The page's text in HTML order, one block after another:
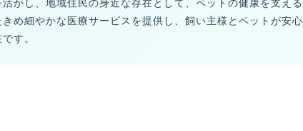
かし、地域住民の身近な存在として、ペットの健康を支え
め細やかな医療サービスを提供し、飼い主様とペットが安
す。